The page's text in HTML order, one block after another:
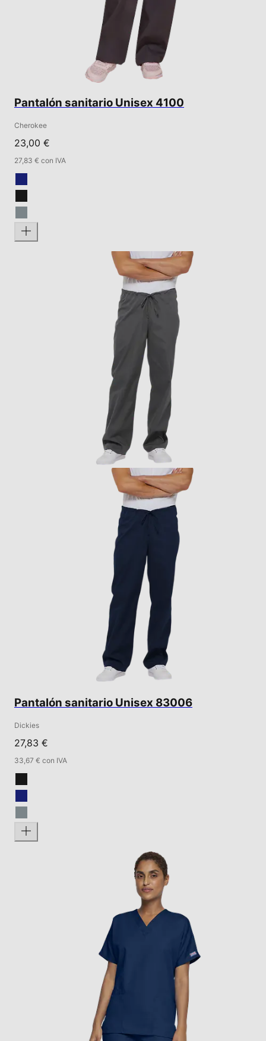
Pantalón sanitario Unisex 4100
Cherokee
23,00 €
27,83 € con IVA
Pantalón sanitario Unisex 83006
Dickies
27,83 €
33,67 € con IVA